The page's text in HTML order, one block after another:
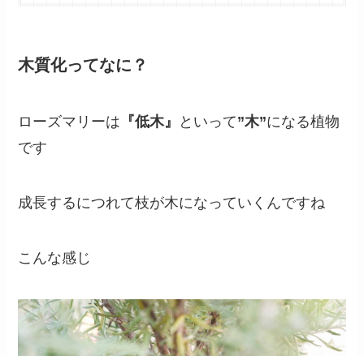
木質化ってなに？
ローズマリーは 『低木』 といって”木”になる植物
です
成長するにつれて枝が木になっていくんですね
こんな感じ